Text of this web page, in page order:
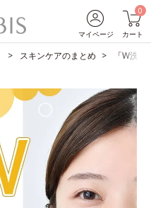
マイページ
0
カート
スキンケアのまとめ 「W洗